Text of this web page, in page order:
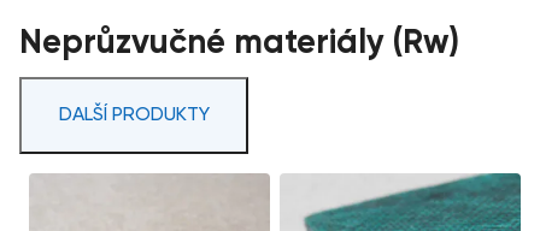
Neprůzvučné materiály (Rw)
DALŠÍ PRODUKTY